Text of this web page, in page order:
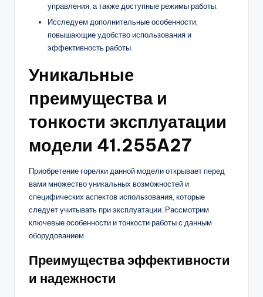
управления, а также доступные режимы работы.
Исследуем дополнительные особенности,
повышающие удобство использования и
эффективность работы.
Уникальные
преимущества и
тонкости эксплуатации
модели 41.255A27
Приобретение горелки данной модели открывает перед
вами множество уникальных возможностей и
специфических аспектов использования, которые
следует учитывать при эксплуатации. Рассмотрим
ключевые особенности и тонкости работы с данным
оборудованием.
Преимущества эффективности
и надежности